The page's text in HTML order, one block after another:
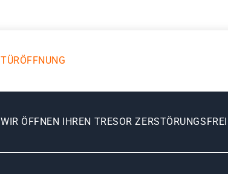
TÜRÖFFNUNG
WIR ÖFFNEN IHREN TRESOR ZERSTÖRUNGSFREI